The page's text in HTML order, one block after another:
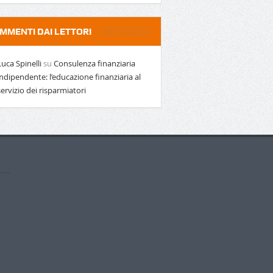
DAI LETTORI
Spinellisu Consulenza finanziaria
l’educazione finanziaria al
dei risparmiatori